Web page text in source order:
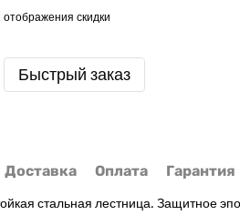
отображения скидки
Быстрый заказ
Доставка Оплата Гарантия
стальная лестница. Защитное